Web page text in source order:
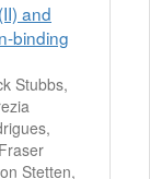
and
binding
Stubbs,
Stetten,